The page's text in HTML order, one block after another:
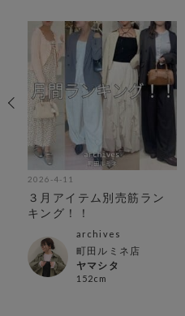
2026-4-11
３月アイテム別売筋ラン
キング！！
archives
町田ルミネ店
ヤマシタ
152cm